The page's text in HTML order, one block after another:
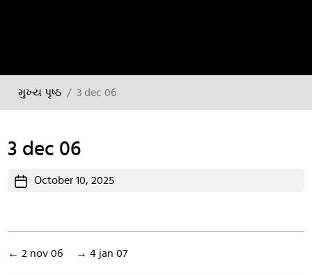
મુખ્ય પૃષ્ઠ 3 dec 06
3 dec 06
PostOctober 10, 2025
← 2 nov 06 → 4 jan 07